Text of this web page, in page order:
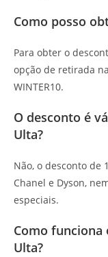
Como posso
Para obter o
opção de retirada
WINTER10.
O desconto é
Ulta?
Não, o desconto de
Chanel e Dyson,
especiais.
Como funciona
Ulta?